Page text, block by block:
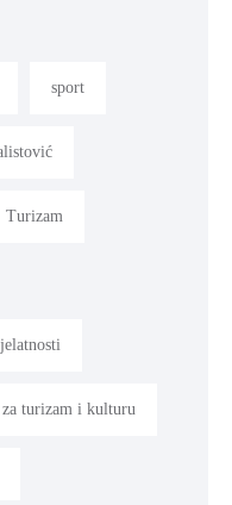
sport
Turizam
turizam i kulturu